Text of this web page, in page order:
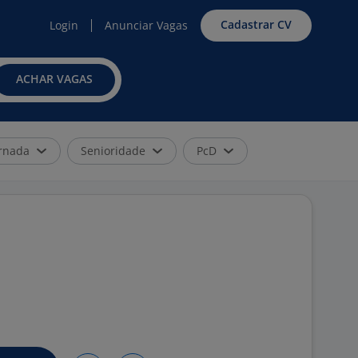
Login Anunciar Vagas Cadastrar CV
ACHAR VAGAS
Senioridade PcD